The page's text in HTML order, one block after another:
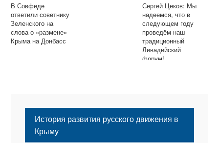
В Совфеде
ответили советнику
Зеленского на
слова о «размене»
Крыма на Донбасс
Сергей Цеков: Мы
надеемся, что в
следующем году
проведём наш
традиционный
Ливадийский
форум!
История развития русского движения в
Крыму